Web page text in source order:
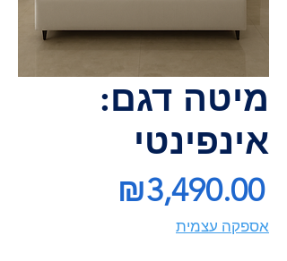
מיטה דגם:
אינפינטי
₪3,490.00
אספקה עצמית